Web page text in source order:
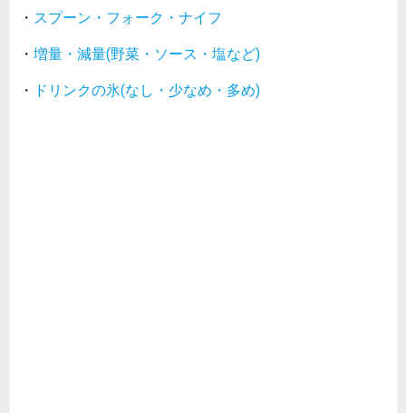
・ スプーン・フォーク・ナイフ
・ 増量・減量(野菜・ソース・塩など)
・ ドリンクの氷(なし・少なめ・多め)